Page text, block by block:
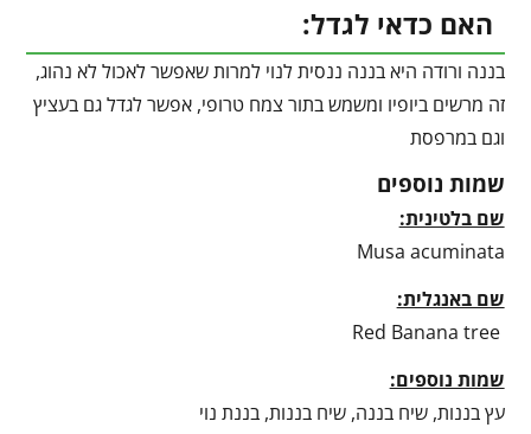
האם כדאי לגדל:
בננה ורודה היא בננה ננסית לנוי למרות שאפשר לאכול לא נהוג,
זה מרשים ביופיו ומשמש בתור צמח טרופי, אפשר לגדל גם בעציץ
וגם במרפסת
שמות נוספים
שם בלטינית:
Musa acuminata
שם באנגלית:
Red Banana tree
שמות נוספים:
עץ בננות, שיח בננה, שיח בננות, בננת נוי